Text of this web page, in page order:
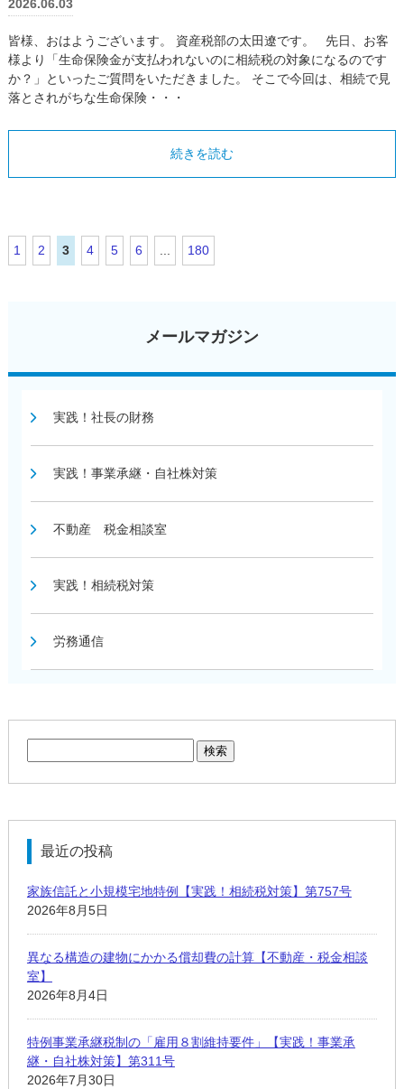
2026.06.03
皆様、おはようございます。 資産税部の太田遼です。 先日、お客
様より「生命保険金が支払われないのに相続税の対象になるのです
か？」といったご質問をいただきました。 そこで今回は、相続で見
落とされがちな生命保険・・・
続きを読む
1 2 3 4 5 6 ... 180
メールマガジン
実践！社長の財務
実践！事業承継・自社株対策
不動産 税金相談室
実践！相続税対策
労務通信
最近の投稿
家族信託と小規模宅地特例【実践！相続税対策】第757号
2026年8月5日
異なる構造の建物にかかる償却費の計算【不動産・税金相談
室】
2026年8月4日
特例事業承継税制の「雇用８割維持要件」【実践！事業承
継・自社株対策】第311号
2026年7月30日